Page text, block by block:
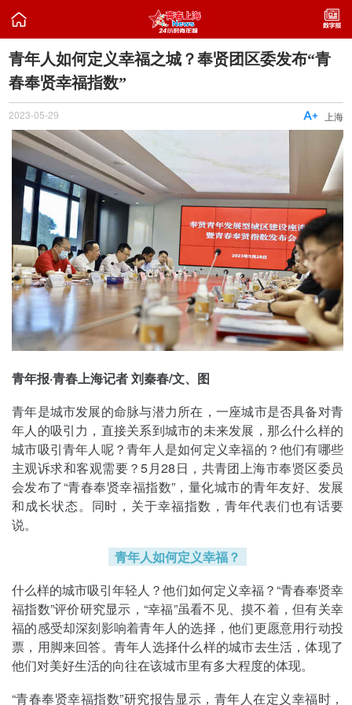

青年人如何定义幸福之城？奉贤团区委发布“青
春奉贤幸福指数”
2023-05-29 上海

青年报·青春上海记者 刘秦春/文、图
青年是城市发展的命脉与潜力所在，一座城市是否具备对青
年人的吸引力，直接关系到城市的未来发展，那么什么样的
城市吸引青年人呢？青年人是如何定义幸福的？他们有哪些
主观诉求和客观需要？5月28日，共青团上海市奉贤区委员
会发布了“青春奉贤幸福指数”，量化城市的青年友好、发展
和成长状态。同时，关于幸福指数，青年代表们也有话要
说。
青年人如何定义幸福？
什么样的城市吸引年轻人？他们如何定义幸福？“青春奉贤幸
福指数”评价研究显示，“幸福”虽看不见、摸不着，但有关幸
福的感受却深刻影响着青年人的选择，他们更愿意用行动投
票，用脚来回答。青年人选择什么样的城市去生活，体现了
他们对美好生活的向往在该城市里有多大程度的体现。
“青春奉贤幸福指数”研究报告显示，青年人在定义幸福时，